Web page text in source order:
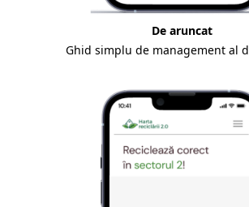
De aruncat
Ghid simplu de management al